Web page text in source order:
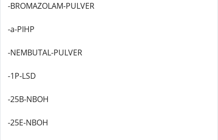
-BROMAZOLAM-PULVER
-a-PIHP
-NEMBUTAL-PULVER
-1P-LSD
-25B-NBOH
-25E-NBOH